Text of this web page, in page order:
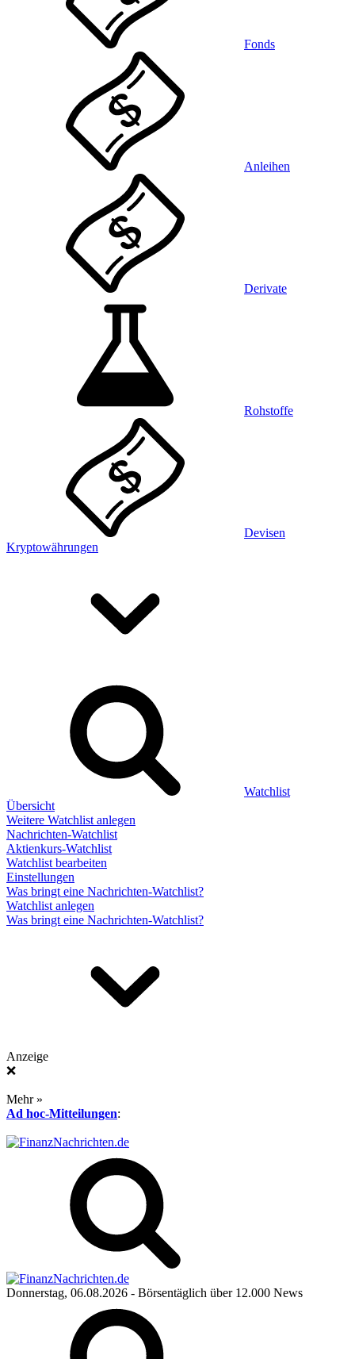
Fonds
Anleihen
Derivate
Rohstoffe
Devisen
Kryptowährungen
Watchlist
Übersicht
Weitere Watchlist anlegen
Nachrichten-Watchlist
Aktienkurs-Watchlist
Watchlist bearbeiten
Einstellungen
Was bringt eine Nachrichten-Watchlist?
Watchlist anlegen
Was bringt eine Nachrichten-Watchlist?
Anzeige
❌
Mehr »
Ad hoc-Mitteilungen:
Donnerstag, 06.08.2026 - Börsentäglich über 12.000 News